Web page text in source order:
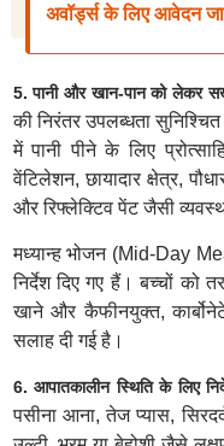
अवॉर्ड्स के लिए आवेदन
5. पानी और खान-पान को लेकर
की निरंतर उपलब्धता
में पानी पीने के लिए
वेंटिलेशन, छायादार क्षेत्र,
और रिफ्लेक्टिव पेंट जैसी
मध्यान्ह भोजन (Mid-Day
निर्देश दिए गए हैं। बच्चों
खाने और कैफीनयुक्त,
सलाह दी गई है।
6. आपातकालीन स्थिति के लिए
पसीना आना, तेज प्यास,